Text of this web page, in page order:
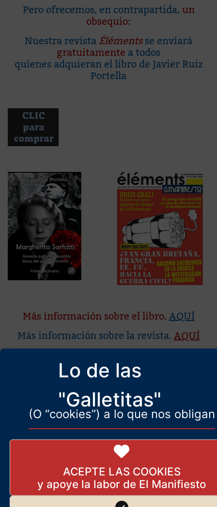
Lo de las
"Galletitas"
(O “cookies”) a lo que nos obligan
ACEPTE LAS COOKIES
Pero ofrecemos, en contrapartida,un
obsequio:
Nuestra revistaÉlémentsse enviará
gratuitamentea todos
quienes adquieran el libro de Javier Ruiz
Portella
Más información sobre el libro.AQUÍ
Más información sobre la revista.AQUÍ
Sociedad
Más artículos de Yves-Marie
Sévillia
ALAIN DELON: «Me iré
tranquilo, sin echar nada de
menos, y sobre todo no esta
época de mierda»
18 de agosto de 2024